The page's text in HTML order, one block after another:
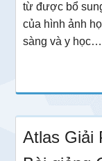
từ được bổ
của hình ảnh
sàng và y học…
Atlas Giải